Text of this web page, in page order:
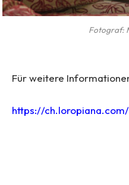
Fotograf:
Für weitere
https://ch.loropiana.com/